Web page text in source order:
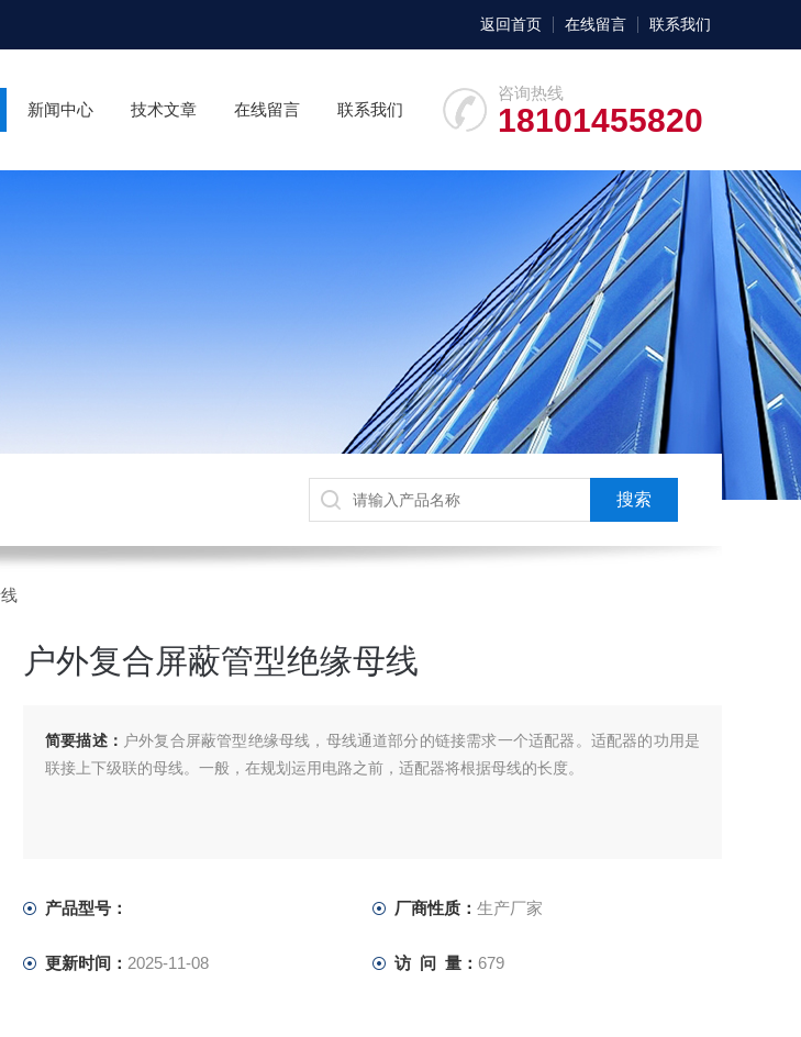
返回首页 在线留言 联系我们
咨询热线
18101455820
新闻中心 技术文章 在线留言 联系我们
户外复合屏蔽管型绝缘母线
简要描述： 户外复合屏蔽管型绝缘母线，母线通道部分的链接需求一个适配器。适配器的功用是
联接上下级联的母线。一般，在规划运用电路之前，适配器将根据母线的长度。
产品型号： 厂商性质： 生产厂家
更新时间： 2025-11-08 访 问 量： 679